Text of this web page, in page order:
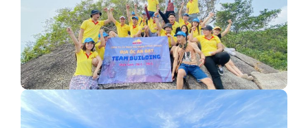
KỶ NIỆM ĐOÀN CTY CP XD & KD ĐỊA ỐC AN…